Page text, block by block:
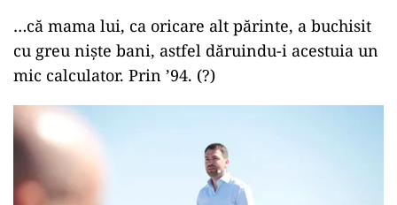
…că mama lui, ca oricare alt părinte, a buchisit
cu greu niște bani, astfel dăruindu-i acestuia un
mic calculator. Prin ’94. (?)